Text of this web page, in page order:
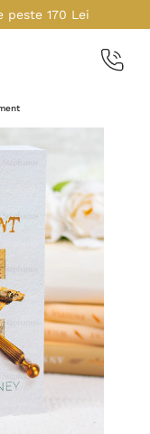
peste 170 Lei